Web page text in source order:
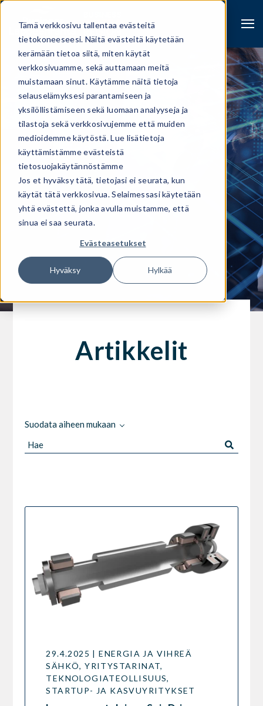
Tämä verkkosivu tallentaa evästeitä
tietokoneeseesi. Näitä evästeitä käytetään
kerämään tietoa siitä, miten käytät
verkkosivuamme, sekä auttamaan meitä
muistamaan sinut. Käytämme näitä tietoja
selauselämyksesi parantamiseen ja
yksilöllistämiseen sekä luomaan analyyseja ja
tilastoja sekä verkkosivujemme että muiden
medioidemme käytöstä. Lue lisätietoja
käyttämistämme evästeistä
tietosuojakäytännöstämme
Jos et hyväksy tätä, tietojasi ei seurata, kun
käytät tätä verkkosivua. Selaimessasi käytetään
yhtä evästettä, jonka avulla muistamme, että
sinua ei saa seurata.
Evästeasetukset
Hyväksy Hylkää
Haku
Artikkelit
Suodata aiheen mukaan
Hae
29.4.2025 | ENERGIA JA VIHREÄ
SÄHKÖ, YRITYSTARINAT,
TEKNOLOGIATEOLLISUUS,
STARTUP- JA KASVUYRITYKSET